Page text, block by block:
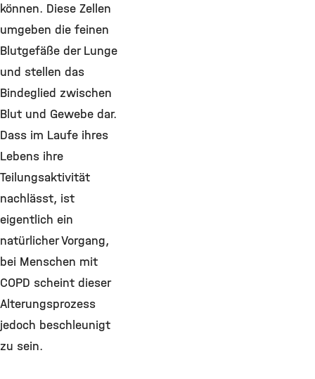
können. Diese Zellen
umgeben die feinen
Blutgefäße der Lunge
und stellen das
Bindeglied zwischen
Blut und Gewebe dar.
Dass im Laufe ihres
Lebens ihre
Teilungsaktivität
nachlässt, ist
eigentlich ein
natürlicher Vorgang,
bei Menschen mit
COPD scheint dieser
Alterungsprozess
jedoch beschleunigt
zu sein.